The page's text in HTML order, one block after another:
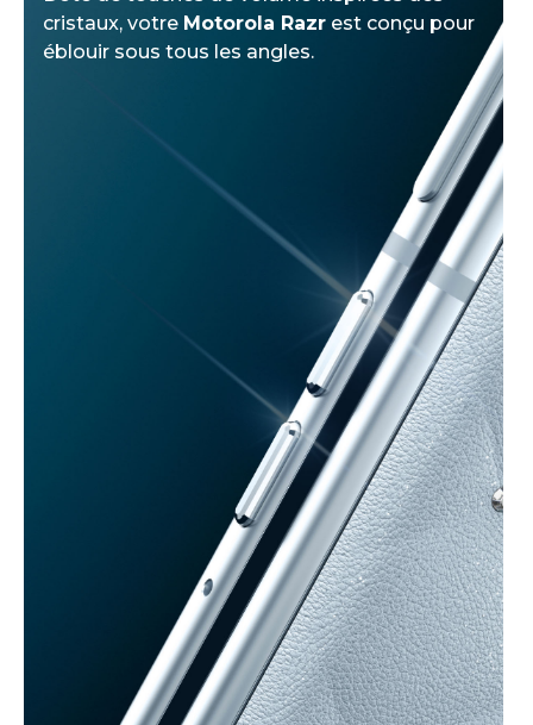
cristaux, votre Motorola Razr est conçu pour
éblouir sous tous les angles.